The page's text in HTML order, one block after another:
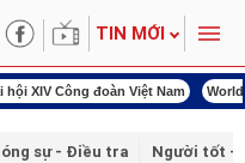
TIN MỚI
hội XIV Công đoàn Việt Nam
sự - Điều tra Người tốt -